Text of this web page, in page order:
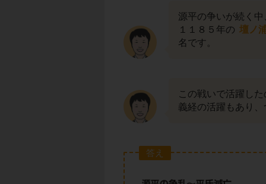
源平の争いが続く
１１８５年の 壇ノ
名です。
この戦いで活躍し
義経の活躍もあり
答え